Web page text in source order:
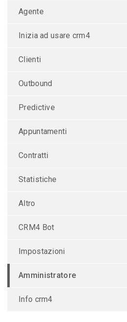
Agente
Inizia ad usare crm4
Clienti
Outbound
Predictive
Appuntamenti
Contratti
Statistiche
Altro
CRM4 Bot
Impostazioni
Amministratore
Info crm4